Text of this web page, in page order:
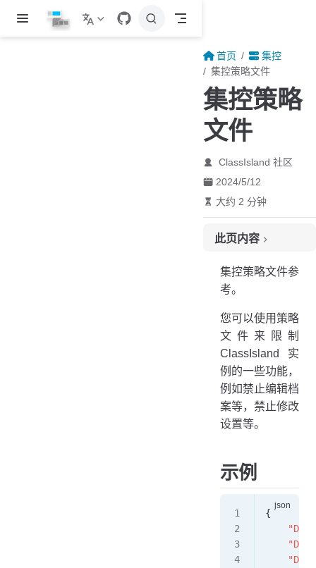
跳至主要內容
首页
集控
集控策略文件
集控策略
文件
ClassIsland 社区
2024/5/12
大约 2 分钟
此页内容
目录
DisableProfileTimeLayoutEditing
DisableProfileSubjectsEditing
DisableProfileEditing
集控策略文件参
考。
您可以使用策略
文件来限制
ClassIsland 实
例的一些功能，
例如禁止编辑档
案等，禁止修改
设置等。
示例
{